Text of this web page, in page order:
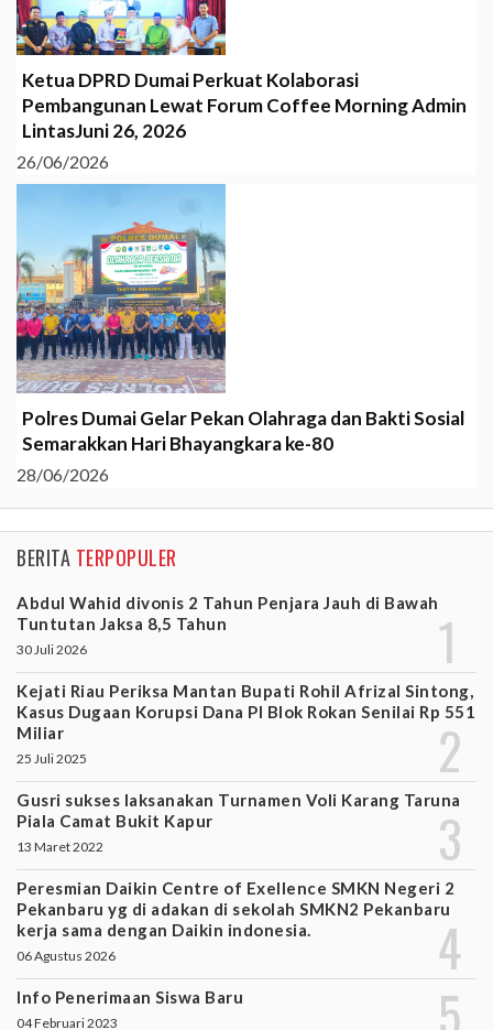
Ketua DPRD Dumai Perkuat Kolaborasi
Pembangunan Lewat Forum Coffee Morning Admin
LintasJuni 26, 2026
26/06/2026
Polres Dumai Gelar Pekan Olahraga dan Bakti Sosial
Semarakkan Hari Bhayangkara ke-80
28/06/2026
BERITA TERPOPULER
Abdul Wahid divonis 2 Tahun Penjara Jauh di Bawah
Tuntutan Jaksa 8,5 Tahun
30 Juli 2026
Kejati Riau Periksa Mantan Bupati Rohil Afrizal Sintong,
Kasus Dugaan Korupsi Dana PI Blok Rokan Senilai Rp 551
Miliar
25 Juli 2025
Gusri sukses laksanakan Turnamen Voli Karang Taruna
Piala Camat Bukit Kapur
13 Maret 2022
Peresmian Daikin Centre of Exellence SMKN Negeri 2
Pekanbaru yg di adakan di sekolah SMKN2 Pekanbaru
kerja sama dengan Daikin indonesia.
06 Agustus 2026
Info Penerimaan Siswa Baru
04 Februari 2023